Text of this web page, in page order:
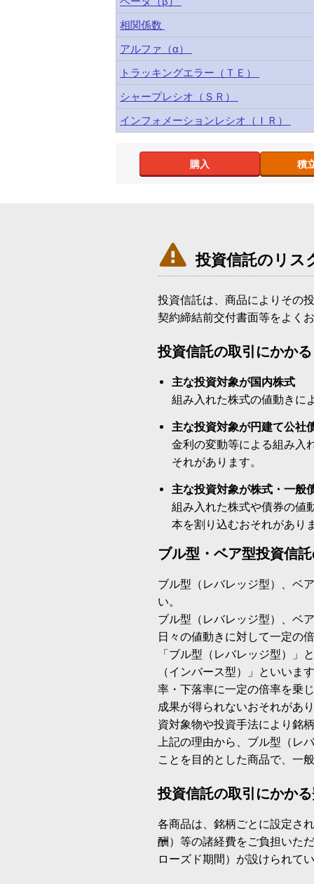
相関係数
アルファ（α）
トラッキングエラー（ＴＥ）
シャープレシオ（ＳＲ）
インフォメーションレシオ（ＩＲ）
購入 積
 投資信託のリス
投資信託は、商品によりその
契約締結前交付書面等をよく
投資信託の取引にかか
主な投資対象が国内株式
組み入れた株式の値動きに
主な投資対象が円建て公社
金利の変動等による組み入
それがあります。
主な投資対象が株式・一般
組み入れた株式や債券の値
本を割り込むおそれがあり
ブル型・ベア型投資信
ブル型（レバレッジ型）、ベ
い。
ブル型（レバレッジ型）、ベ
日々の値動きに対して一定の
「ブル型（レバレッジ型）」
（インバース型）」といいま
率・下落率に一定の倍率を乗
成果が得られないおそれがあ
資対象物や投資手法により銘
上記の理由から、ブル型（レ
ことを目的とした商品で、一
投資信託の取引にかか
各商品は、銘柄ごとに設定さ
酬）等の諸経費をご負担いた
ローズド期間）が設けられて